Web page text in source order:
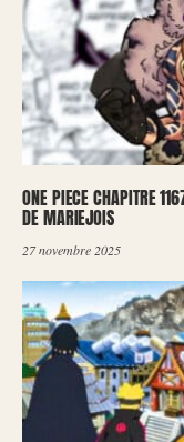
ONE PIECE CHAPITRE
DE MARIEJOIS
27 novembre 2025